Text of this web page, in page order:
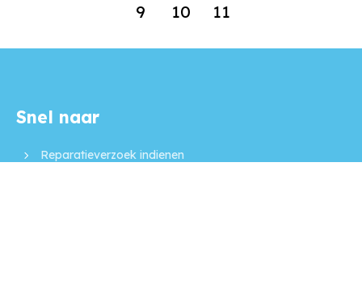
9
10 11
Contactinformatie
Snel naar
Reparatieverzoek indienen